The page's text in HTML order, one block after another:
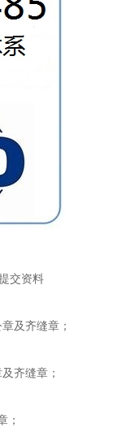
交资料
及齐缝章；
齐缝章；
；